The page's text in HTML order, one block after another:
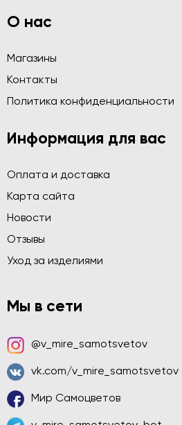
О нас
Магазины
Контакты
Политика конфиденциальности
Информация для вас
Оплата и доставка
Карта сайта
Новости
Отзывы
Уход за изделиями
Мы в сети
@v_mire_samotsvetov
vk.com/v_mire_samotsvetov
Мир Самоцветов